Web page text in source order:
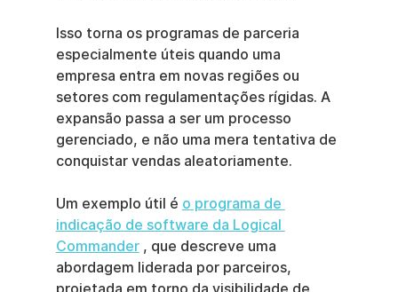
Isso torna os programas de parceria
especialmente úteis quando uma
empresa entra em novas regiões ou
setores com regulamentações rígidas. A
expansão passa a ser um processo
gerenciado, e não uma mera tentativa de
conquistar vendas aleatoriamente.
Um exemplo útil é o programa de
indicação de software da Logical
Commander , que descreve uma
abordagem liderada por parceiros,
projetada em torno da visibilidade de